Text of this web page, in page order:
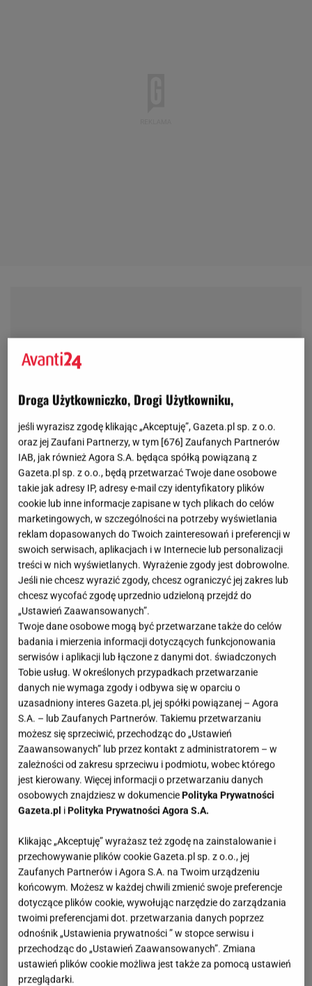
Droga Użytkowniczko, Drogi Użytkowniku,
jeśli wyrazisz zgodę klikając „Akceptuję”, Gazeta.pl sp. z o.o.
oraz jej Zaufani Partnerzy, w tym [676] Zaufanych Partnerów
IAB, jak również Agora S.A. będąca spółką powiązaną z
Gazeta.pl sp. z o.o., będą przetwarzać Twoje dane osobowe
takie jak adresy IP, adresy e-mail czy identyfikatory plików
cookie lub inne informacje zapisane w tych plikach do celów
marketingowych, w szczególności na potrzeby wyświetlania
reklam dopasowanych do Twoich zainteresowań i preferencji w
swoich serwisach, aplikacjach i w Internecie lub personalizacji
treści w nich wyświetlanych. Wyrażenie zgody jest dobrowolne.
Jeśli nie chcesz wyrazić zgody, chcesz ograniczyć jej zakres lub
chcesz wycofać zgodę uprzednio udzieloną przejdź do
„Ustawień Zaawansowanych”.
Twoje dane osobowe mogą być przetwarzane także do celów
badania i mierzenia informacji dotyczących funkcjonowania
serwisów i aplikacji lub łączone z danymi dot. świadczonych
Tobie usług. W określonych przypadkach przetwarzanie
danych nie wymaga zgody i odbywa się w oparciu o
uzasadniony interes Gazeta.pl, jej spółki powiązanej – Agora
S.A. – lub Zaufanych Partnerów. Takiemu przetwarzaniu
możesz się sprzeciwić, przechodząc do „Ustawień
Zaawansowanych” lub przez kontakt z administratorem – w
zależności od zakresu sprzeciwu i podmiotu, wobec którego
jest kierowany. Więcej informacji o przetwarzaniu danych
osobowych znajdziesz w dokumencie Polityka Prywatności
Gazeta.pl i Polityka Prywatności Agora S.A.
Klikając „Akceptuję” wyrażasz też zgodę na zainstalowanie i
przechowywanie plików cookie Gazeta.pl sp. z o.o., jej
Zaufanych Partnerów i Agora S.A. na Twoim urządzeniu
końcowym. Możesz w każdej chwili zmienić swoje preferencje
dotyczące plików cookie, wywołując narzędzie do zarządzania
twoimi preferencjami dot. przetwarzania danych poprzez
odnośnik „Ustawienia prywatności ” w stopce serwisu i
przechodząc do „Ustawień Zaawansowanych”. Zmiana
ustawień plików cookie możliwa jest także za pomocą ustawień
przeglądarki.